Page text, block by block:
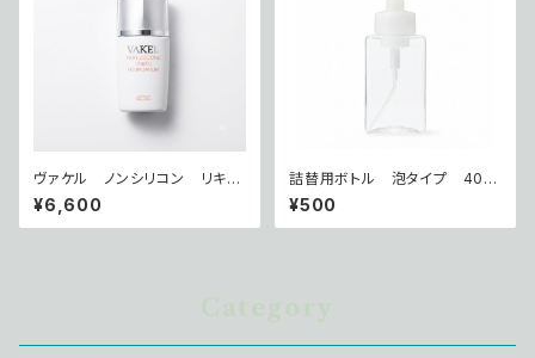
ヴァケル ノンシリコン リキッ
ドファンデーション
¥6,600
詰替用ボトル 泡タイプ 400
ml
¥500